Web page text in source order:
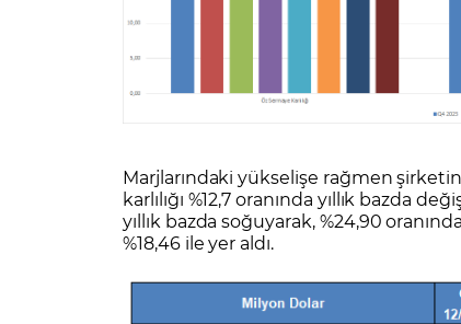
Marjlarındaki yükselişe rağmen
karlılığı %12,7 oranında yıllık bazda
yıllık bazda soğuyarak, %24,90
%18,46 ile yer aldı.